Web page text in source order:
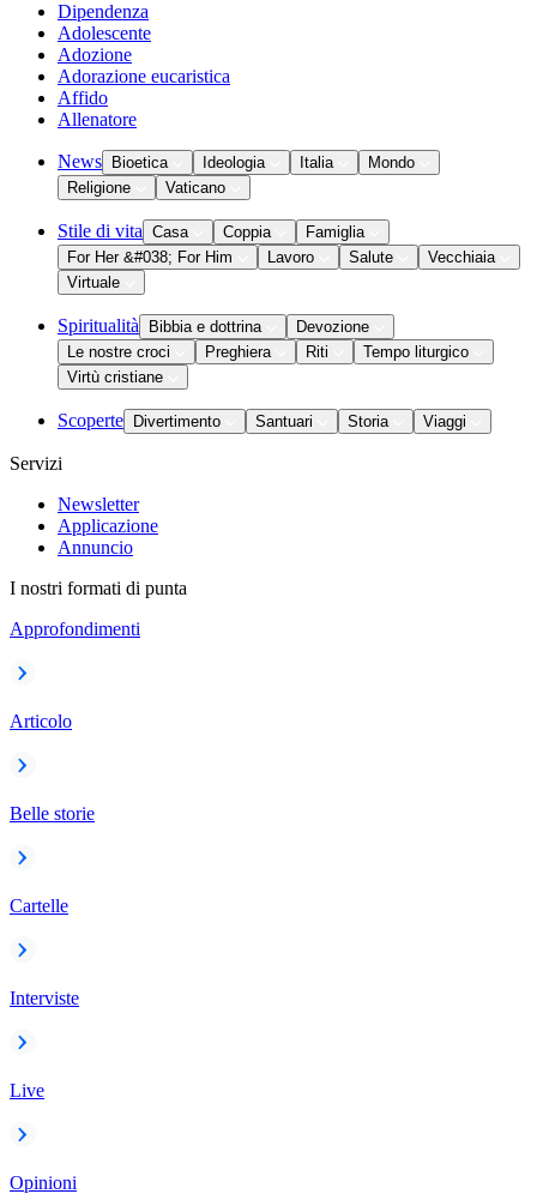
Dipendenza
Adolescente
Adozione
Adorazione eucaristica
Affido
Allenatore
News Bioetica Ideologia Italia
Mondo
Religione
Vaticano
Stile di vita Casa Coppia
Famiglia
For Her &#038; For Him
Lavoro Salute
Vecchiaia
Virtuale
Spiritualità Bibbia e dottrina
Devozione
Le nostre croci
Preghiera Riti
Tempo liturgico
Virtù cristiane
Scoperte Divertimento Santuari Storia Viaggi
Servizi
Newsletter
Applicazione
Annuncio
I nostri formati di punta
Approfondimenti
Articolo
Belle storie
Cartelle
Interviste
Live
Opinioni